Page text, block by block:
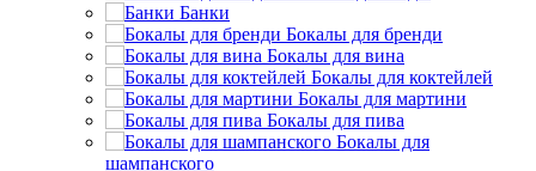
Банки
Бокалы для бренди
Бокалы для вина
Бокалы для коктейлей
Бокалы для мартини
Бокалы для пива
Бокалы для
шампанского